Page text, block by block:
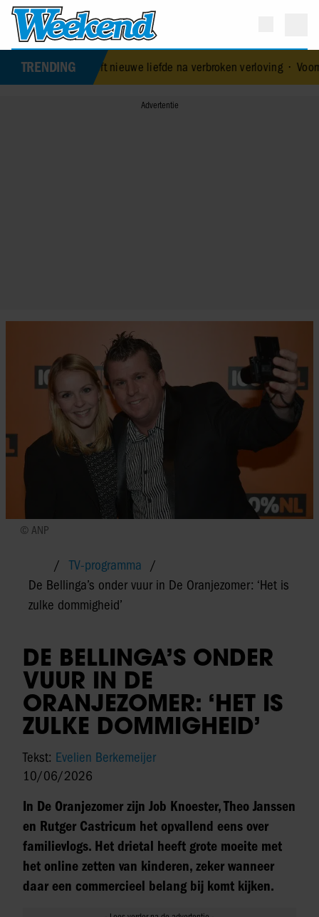
TRENDING
heeft nieuwe liefde na verbroken verloving•Voormalig prins
© ANP
TV-programma
De Bellinga’s onder vuur in De Oranjezomer: ‘Het is
zulke dommigheid’
DE BELLINGA’S ONDER
VUUR IN DE
ORANJEZOMER: ‘HET IS
ZULKE DOMMIGHEID’
Tekst: Evelien Berkemeijer
10/06/2026
In De Oranjezomer zijn Job Knoester, Theo Janssen
en Rutger Castricum het opvallend eens over
familievlogs. Het drietal heeft grote moeite met
het online zetten van kinderen, zeker wanneer
daar een commercieel belang bij komt kijken.